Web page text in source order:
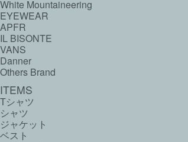
White Mountaineering
EYEWEAR
APFR
IL BISONTE
VANS
Danner
Others Brand
ITEMS
Tシャツ
シャツ
ジャケット
ベスト